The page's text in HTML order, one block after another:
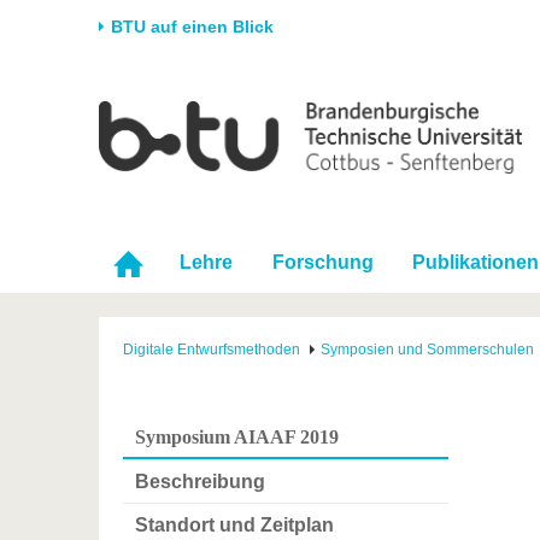
BTU auf einen Blick
Universität
Karriere & Engagement
Partnerschaften &
Strukturwandel
Forschung
Förderung
Wissenschaftlicher
Nachwuchs
Im
Lehre Forschung Publikationen
Digitale Entwurfsmethoden Symposien und Sommerschulen
Symposium AIAAF 2019
Beschreibung
Standort und Zeitplan